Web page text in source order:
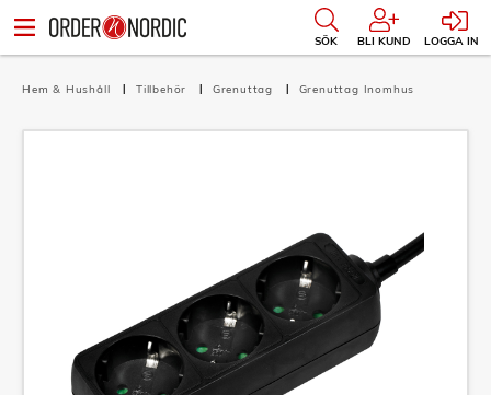
SÖK BLI KUND LOGGA IN
Hem & Hushåll Tillbehör Grenuttag Grenuttag Inomhus